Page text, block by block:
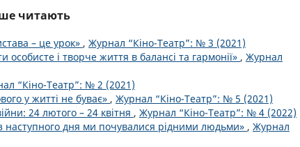
читають
– це урок» , Журнал “Кіно-Театр”: № 3 (2021)
і творче життя в балансі та гармонії» , Журнал
“Кіно-Театр”: № 2 (2021)
у житті не буває» , Журнал “Кіно-Театр”: № 5 (2021)
24 лютого – 24 квітня , Журнал “Кіно-Театр”: № 4 (2022)
наступного дня ми почувалися рідними людьми» , Журнал